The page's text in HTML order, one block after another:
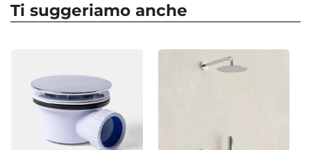
Profondità
2,6 cm
Installazione
Appoggio|Filopavimento
Riducibile
Ti suggeriamo anche